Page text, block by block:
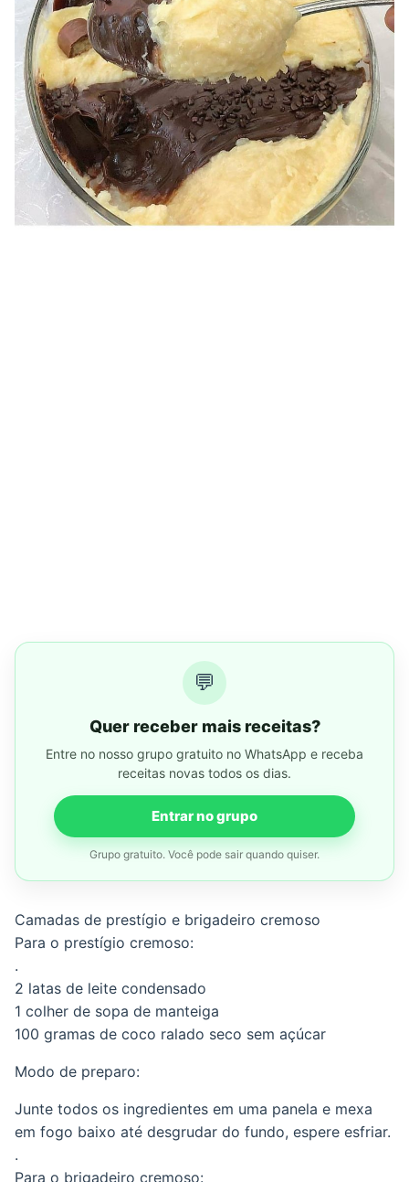
💬
Quer receber mais receitas?
Entre no nosso grupo gratuito no WhatsApp e receba
receitas novas todos os dias.
Entrar no grupo
Grupo gratuito. Você pode sair quando quiser.
Camadas de prestígio e brigadeiro cremoso
Para o prestígio cremoso:
.
2 latas de leite condensado
1 colher de sopa de manteiga
100 gramas de coco ralado seco sem açúcar
Modo de preparo:
Junte todos os ingredientes em uma panela e mexa
em fogo baixo até desgrudar do fundo, espere esfriar.
.
Para o brigadeiro cremoso: